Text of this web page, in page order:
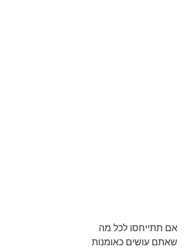
אם תתייחסו לכל מה
שאתם עושים כאומנות